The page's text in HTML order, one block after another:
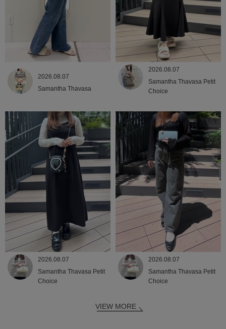
2026.08.07
Samantha Thavasa
2026.08.07
Samantha Thavasa Petit
Choice
2026.08.07
Samantha Thavasa Petit
Choice
2026.08.07
Samantha Thavasa Petit
Choice
VIEW MORE